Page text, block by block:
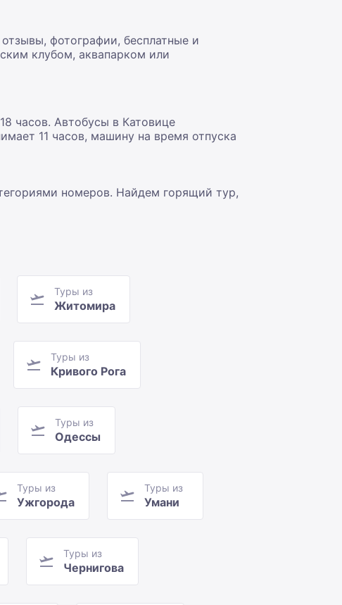
фотографии, бесплатные и
клубом, аквапарком или
часов. Автобусы в Катовице
11 часов, машину на время отпуска
номеров. Найдем горящий тур,
Туры из
Житомира
Туры из
Кривого Рога
Туры из
Одессы
Туры из
Ужгорода
Туры из
Умани
Туры из
Чернигова